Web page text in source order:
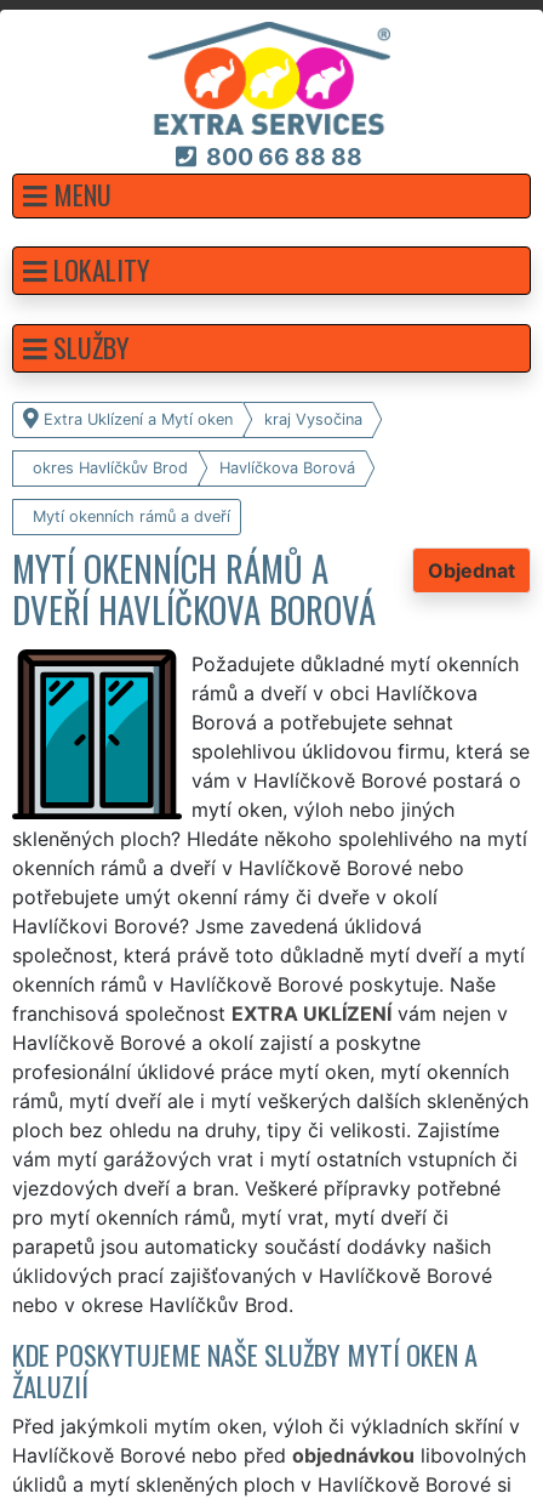
800 66 88 88
MENU
Extra Uklízení a Mytí oken kraj Vysočina
okres Havlíčkův Brod Havlíčkova Borová
Mytí okenních rámů a dveří
Objednat
MYTÍ OKENNÍCH RÁMŮ A
DVEŘÍ HAVLÍČKOVA BOROVÁ
Požadujete důkladné mytí okenních
rámů a dveří v obci Havlíčkova
Borová a potřebujete sehnat
spolehlivou úklidovou firmu, která se
vám v Havlíčkově Borové postará o
mytí oken, výloh nebo jiných
skleněných ploch? Hledáte někoho spolehlivého na mytí
okenních rámů a dveří v Havlíčkově Borové nebo
potřebujete umýt okenní rámy či dveře v okolí
Havlíčkovi Borové? Jsme zavedená úklidová
společnost, která právě toto důkladně mytí dveří a mytí
okenních rámů v Havlíčkově Borové poskytuje. Naše
franchisová společnost EXTRA UKLÍZENÍ vám nejen v
Havlíčkově Borové a okolí zajistí a poskytne
profesionální úklidové práce mytí oken, mytí okenních
rámů, mytí dveří ale i mytí veškerých dalších skleněných
ploch bez ohledu na druhy, tipy či velikosti. Zajistíme
vám mytí garážových vrat i mytí ostatních vstupních či
vjezdových dveří a bran. Veškeré přípravky potřebné
pro mytí okenních rámů, mytí vrat, mytí dveří či
parapetů jsou automaticky součástí dodávky našich
úklidových prací zajišťovaných v Havlíčkově Borové
nebo v okrese Havlíčkův Brod.
KDE POSKYTUJEME NAŠE SLUŽBY MYTÍ OKEN A
ŽALUZIÍ
Před jakýmkoli mytím oken, výloh či výkladních skříní v
Havlíčkově Borové nebo před objednávkou libovolných
úklidů a mytí skleněných ploch v Havlíčkově Borové si
LOKALITY
SLUŽBY